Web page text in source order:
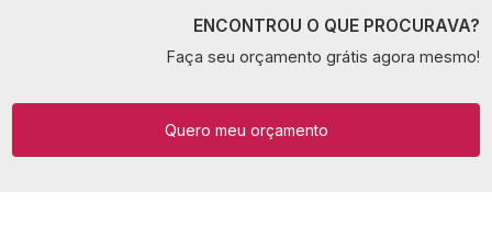
ENCONTROU O QUE PROCURAVA?
Faça seu orçamento grátis agora mesmo!
Quero meu orçamento